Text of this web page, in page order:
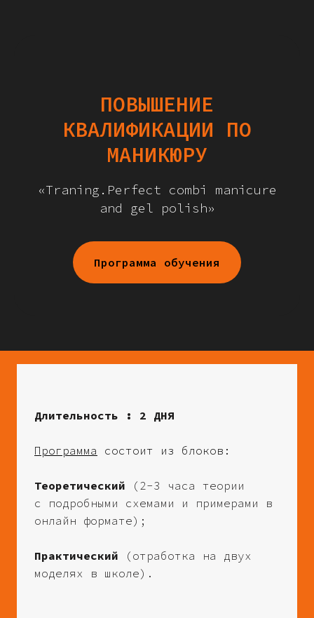
ПОВЫШЕНИЕ
КВАЛИФИКАЦИИ ПО
МАНИКЮРУ
«Traning.Perfect combi manicure
and gel polish»
Программа обучения
Длительность : 2 ДНЯ
Программа состоит из блоков:
Теоретический (2-3 часа теории
с подробными схемами и примерами в
онлайн формате);
Практический (отработка на двух
моделях в школе).